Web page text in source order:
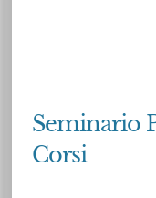
Seminario
Corsi